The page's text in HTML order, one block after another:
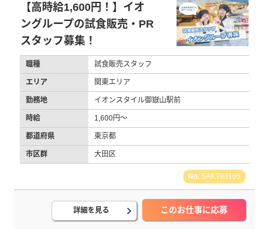
【高時給1,600円！】イオ
ングループの試食販売・PR
スタッフ募集！
職種 試食販売スタッフ
エリア 関東エリア
勤務地 イオンスタイル御嶽山駅前
時給 1,600円～
都道府県 東京都
市区群 大田区
SAKT03105
詳細を見る このお仕事に応募